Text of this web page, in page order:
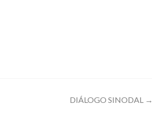
DIÁLOGO SINODAL →